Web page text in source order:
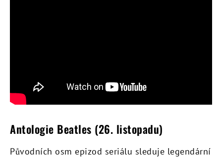
Antologie Beatles (26. listopadu)
Původních osm epizod seriálu sleduje legendární